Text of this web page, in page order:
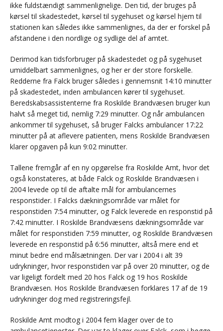
ikke fuldstændigt sammenlignelige. Den tid, der bruges på
kørsel til skadestedet, kørsel til sygehuset og kørsel hjem til
stationen kan således ikke sammenlignes, da der er forskel på
afstandene i den nordlige og sydlige del af amtet.
Derimod kan tidsforbruger på skadestedet og på sygehuset
umiddelbart sammenlignes, og her er der store forskelle.
Redderne fra Falck bruger således i gennemsnit 14:10 minutter
på skadestedet, inden ambulancen kører til sygehuset.
Beredskabsassistenterne fra Roskilde Brandvæsen bruger kun
halvt så meget tid, nemlig 7:29 minutter. Og når ambulancen
ankommer til sygehuset, så bruger Falcks ambulancer 17:22
minutter på at aflevere patienten, mens Roskilde Brandvæsen
klarer opgaven på kun 9:02 minutter.
Tallene fremgår af en ny opgørelse fra Roskilde Amt, hvor det
også konstateres, at både Falck og Roskilde Brandvæsen i
2004 levede op til de aftalte mål for ambulancernes
responstider. I Falcks dækningsområde var målet for
responstiden 7:54 minutter, og Falck leverede en responstid på
7:42 minutter. I Roskilde Brandvæsens dækningsområde var
målet for responstiden 7:59 minutter, og Roskilde Brandvæsen
leverede en responstid på 6:56 minutter, altså mere end et
minut bedre end målsætningen. Der var i 2004 i alt 39
udrykninger, hvor responstiden var på over 20 minutter, og de
var ligeligt fordelt med 20 hos Falck og 19 hos Roskilde
Brandvæsen. Hos Roskilde Brandvæsen forklares 17 af de 19
udrykninger dog med registreringsfejl.
Roskilde Amt modtog i 2004 fem klager over de to